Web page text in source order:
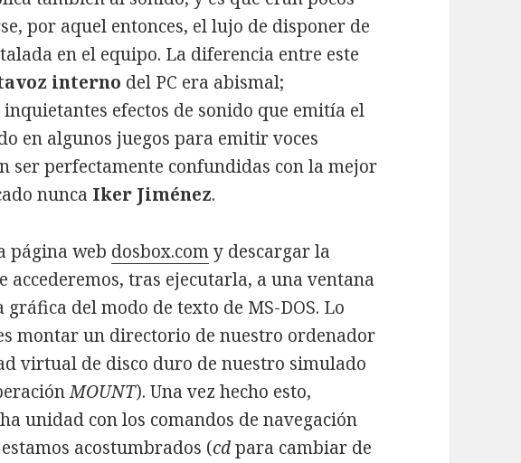
por aquel entonces, el lujo de disponer de
en el equipo. La diferencia entre este
interno del PC era abismal;
efectos de sonido que emitía el
en algunos juegos para emitir voces
ser perfectamente confundidas con la mejor
nunca Iker Jiménez.
página web dosbox.comy descargar la
accederemos, tras ejecutarla, a una ventana
del modo de texto de MS-DOS. Lo
montar un directorio de nuestro ordenador
virtual de disco duro de nuestro simulado
MOUNT). Una vez hecho esto,
unidad con los comandos de navegación
acostumbrados (cdpara cambiar de